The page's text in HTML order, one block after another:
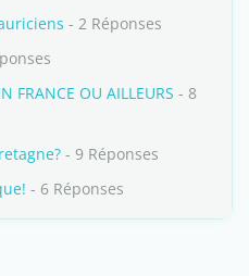
- 2 Réponses
FRANCE OU AILLEURS - 8
- 9 Réponses
- 6 Réponses